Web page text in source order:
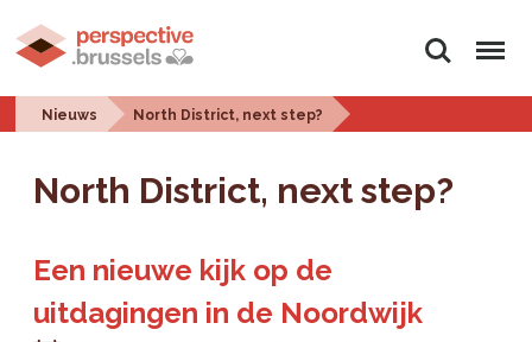
Zoeken Menu
Nieuws North District, next step?
North District, next step?
Een nieuwe kijk op de
uitdagingen in de Noordwijk